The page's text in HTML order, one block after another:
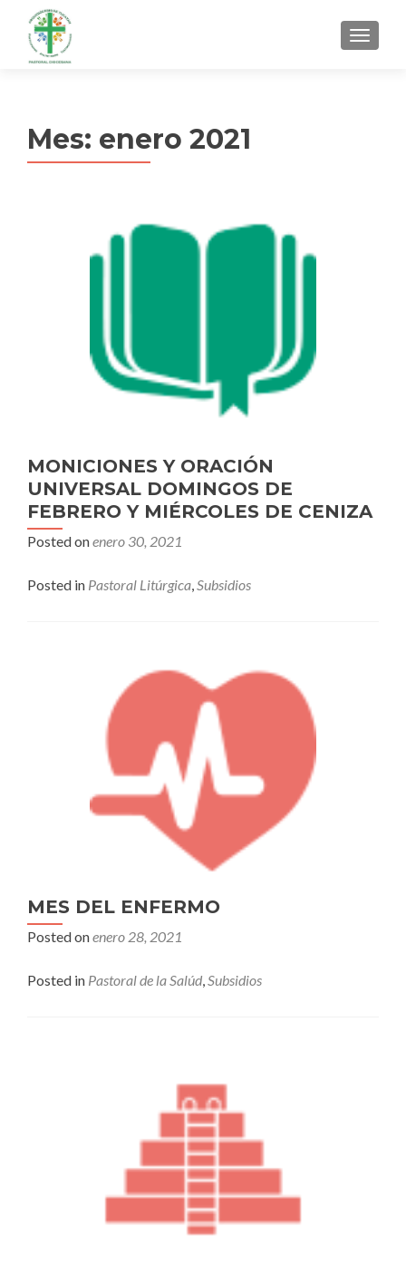
MENU
Mes: enero 2021
MONICIONES Y ORACIÓN
UNIVERSAL DOMINGOS DE
FEBRERO Y MIÉRCOLES DE CENIZA
Posted onenero 30, 2021
Posted in Pastoral Litúrgica,Subsidios
MES DEL ENFERMO
Posted onenero 28, 2021
Posted in Pastoral de la Salúd,Subsidios